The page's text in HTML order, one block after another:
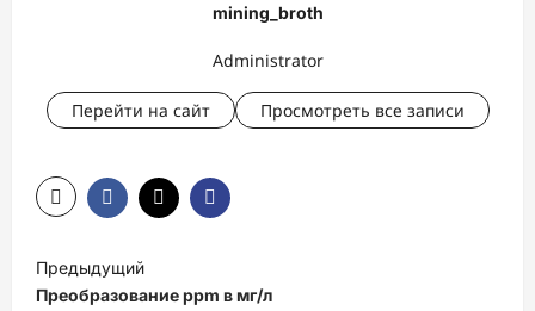
mining_broth
Administrator
Перейти на сайт Просмотреть все записи
Н
а
Предыдущий
Преобразование ppm в мг/л